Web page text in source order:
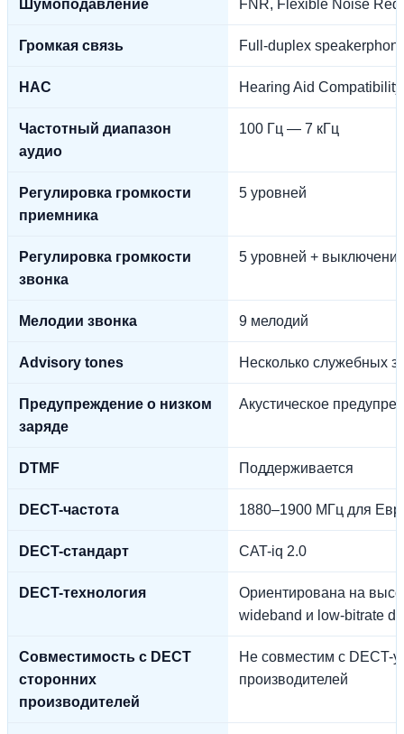
Шумоподавление FNR, Flexible Noise
Громкая связь Full-duplex
HAC Hearing Aid
Частотный диапазон
аудио
100 Гц — 7 кГц
Регулировка громкости
приемника
5 уровней
Регулировка громкости
звонка
5 уровней +
Мелодии звонка 9 мелодий
Advisory tones Несколько служебных
Предупреждение о низком
заряде
Акустическое
DTMF Поддерживается
DECT-частота 1880–1900 МГц для
DECT-стандарт CAT-iq 2.0
DECT-технология
Ориентирована на
wideband и low-bitrate
Совместимость с DECT
сторонних
производителей
Не совместим с DECT-
производителей